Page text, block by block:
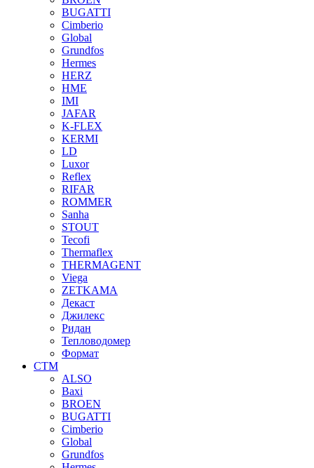
BUGATTI
Cimberio
Global
Grundfos
Hermes
HERZ
HME
IMI
JAFAR
K-FLEX
KERMI
LD
Luxor
Reflex
RIFAR
ROMMER
Sanha
STOUT
Tecofi
Thermaflex
THERMAGENT
Viega
ZETKAMA
Декаст
Джилекс
Ридан
Тепловодомер
Формат
СТМ
ALSO
Baxi
BROEN
BUGATTI
Cimberio
Global
Grundfos